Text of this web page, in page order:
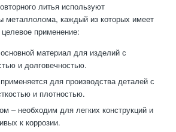
литья используют
металлолома, каждый из которых имеет
применение:
материал для изделий с
и долговечностью.
для производства деталей с
и плотностью.
– необходим для легких конструкций и
к коррозии.